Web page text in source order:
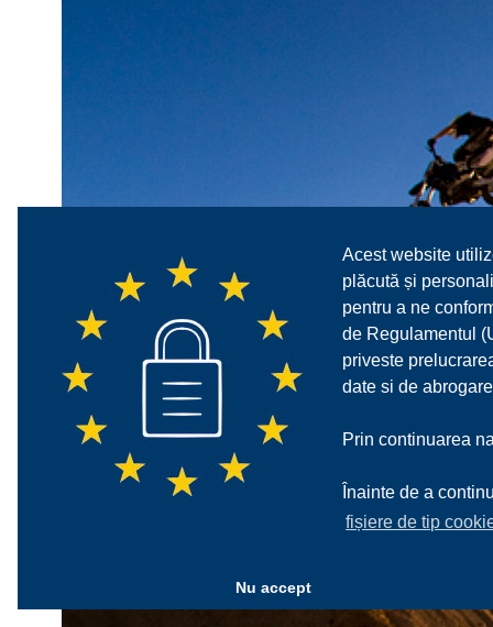
Acest website
plăcută și
pentru a ne
de Regulamentul
priveste
date si de
Prin continuarea
Înainte de a
fișiere de tip
Nu accept